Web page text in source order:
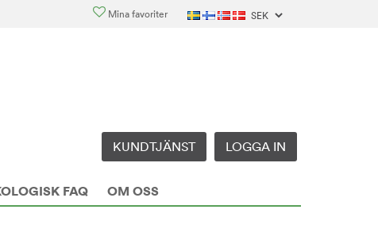
Mina favoriter
KUNDTJÄNST LOGGA IN
FAQ OM OSS